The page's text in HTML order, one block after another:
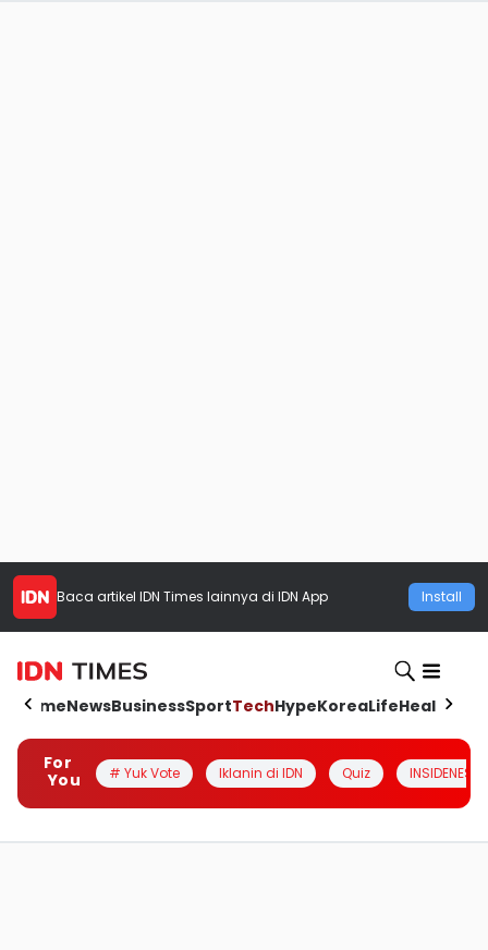
Baca artikel IDN Times lainnya di IDN App Install
HomeNewsBusinessSportTechHypeKoreaLifeHealth
For
You
# Yuk Vote Iklanin di IDN Quiz INSIDENESIA